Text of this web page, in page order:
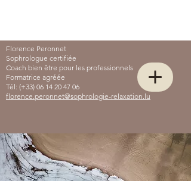
Florence Peronnet
Sophrologue certifiée
Coach bien être pour les professionnels
Formatrice agréée
Tél: (+33) 06 14 20 47 06
florence.peronnet@sophrologie-relaxation.lu